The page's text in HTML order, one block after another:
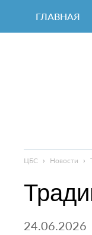
ГЛАВНАЯ
ЦБС › Новости ›
24.06.2026